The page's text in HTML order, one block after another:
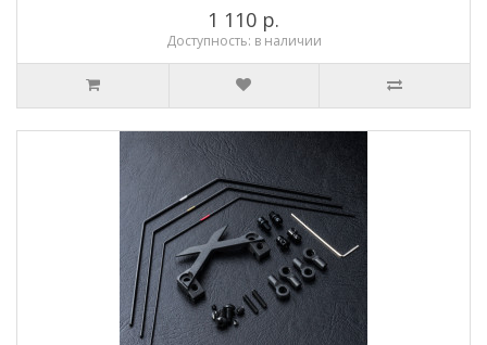
1 110 р.
Доступность: в наличии